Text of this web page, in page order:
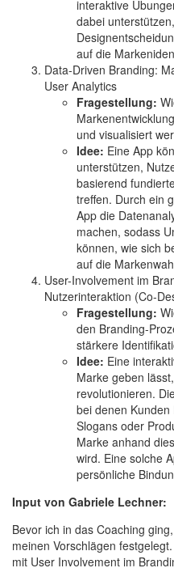
interaktive
dabei
auf die
Data-Driven Branding:
User Analytics
Fragestellung:
und visualisiert
Idee: Eine App
unterstützen,
basierend
treffen. Durch ein
App die
machen, sodass
können, wie sich
auf die
User-Involvement im
Nutzerinteraktion (Co-
Fragestellung:
den Branding-
stärkere
Idee: Eine
Marke geben
revolutionieren.
bei denen
Slogans oder
Marke anhand
wird. Eine solche
persönliche
Input von Gabriele Lechner:
Bevor ich in das Coaching
meinen Vorschlägen
mit User Involvement im